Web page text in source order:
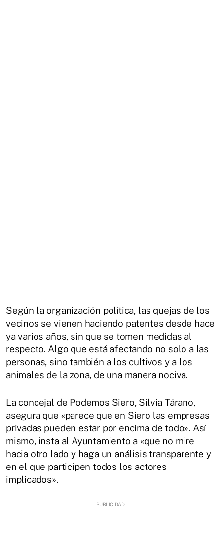
Según la organización política, las quejas de los
vecinos se vienen haciendo patentes desde hace
ya varios años, sin que se tomen medidas al
respecto. Algo que está afectando no solo a las
personas, sino también a los cultivos y a los
animales de la zona, de una manera nociva.
La concejal de Podemos Siero, Silvia Tárano,
asegura que «parece que en Siero las empresas
privadas pueden estar por encima de todo». Así
mismo, insta al Ayuntamiento a «que no mire
hacia otro lado y haga un análisis transparente y
en el que participen todos los actores
implicados».